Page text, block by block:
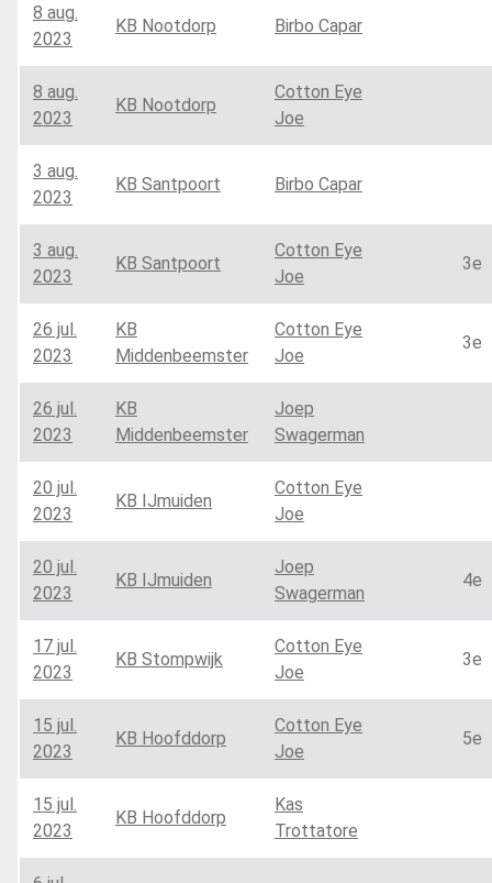
8 aug.
2023
KB Nootdorp Birbo Capar
8 aug.
2023
KB Nootdorp
Cotton Eye
Joe
3 aug.
2023
KB Santpoort Birbo Capar
3 aug.
2023
KB Santpoort
Cotton Eye
Joe
3e
26 jul.
2023
KB
Middenbeemster
Cotton Eye
Joe
3e
26 jul.
2023
KB
Middenbeemster
Joep
Swagerman
20 jul.
2023
KB IJmuiden
Cotton Eye
Joe
20 jul.
2023
KB IJmuiden
Joep
Swagerman
4e
17 jul.
2023
KB Stompwijk
Cotton Eye
Joe
3e
15 jul.
2023
KB Hoofddorp
Cotton Eye
Joe
5e
15 jul.
2023
KB Hoofddorp
Kas
Trottatore